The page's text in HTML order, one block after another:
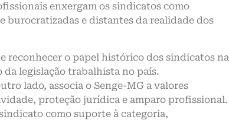
enxergam os sindicatos como
burocratizadas e distantes da realidade dos
reconhecer o papel histórico dos sindicatos na
legislação trabalhista no país.
lado, associa o Senge-MG a valores
proteção jurídica e amparo profissional.
como suporte à categoria,